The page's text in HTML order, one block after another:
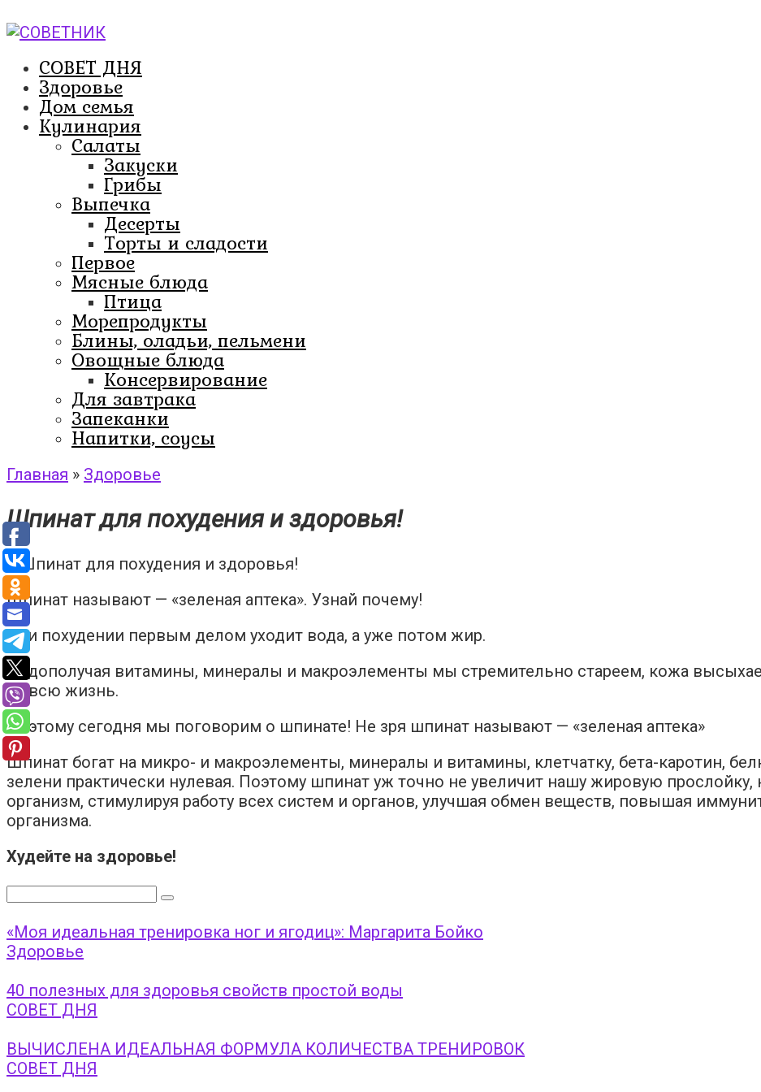
к
СОВЕТ ДНЯ
Здоровье
Дом семья
Кулинария
Салаты
Закуски
Грибы
Выпечка
Десерты
Торты и сладости
Первое
Мясные блюда
Птица
Морепродукты
Блины, оладьи, пельмени
Овощные блюда
Консервирование
Для завтрака
Запеканки
Напитки, соусы
Главная » Здоровье
Шпинат для похудения и здоровья!
Шпинат называют — «зеленая аптека». Узнай почему!
При похудении первым делом уходит вода, а уже потом жир.
Недополучая витамины, минералы и макроэлементы мы стремительно стареем, кожа
на всю жизнь.
Поэтому сегодня мы поговорим о шпинате! Не зря шпинат называют — «зеленая аптека»
Шпинат богат на микро- и макроэлементы, минералы и витамины, клетчатку, бета-каротин,
зелени практически нулевая. Поэтому шпинат уж точно не увеличит нашу жировую прослойку,
организм, стимулируя работу всех систем и органов, улучшая обмен веществ, повышая
организма.
Худейте на здоровье!
Поиск:
«Моя идеальная тренировка ног и ягодиц»: Маргарита Бойко
Здоровье
40 полезных для здоровья свойств простой воды
СОВЕТ ДНЯ
ВЫЧИСЛЕНА ИДЕАЛЬНАЯ ФОРМУЛА КОЛИЧЕСТВА ТРЕНИРОВОК
СОВЕТ ДНЯ